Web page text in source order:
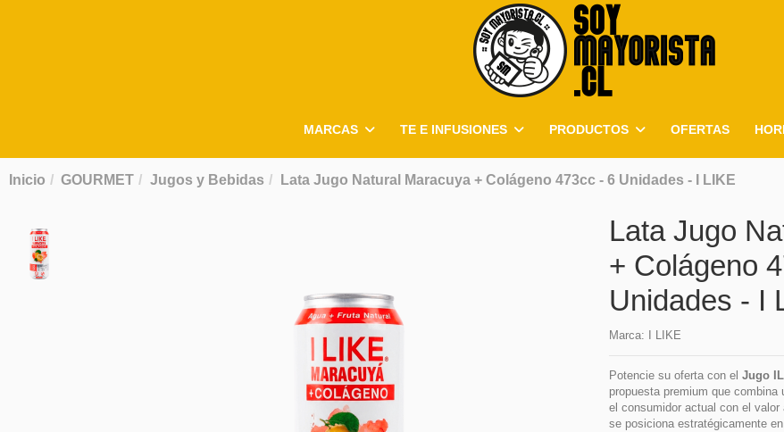
MARCAS TE E INFUSIONES PRODUCTOS OFERTAS
Inicio GOURMET Jugos y Bebidas Lata Jugo Natural Maracuya + Colágeno 473cc - 6 Unidades - I LIKE
Lata Jugo
+ Colágeno
Unidades - I
Marca: I LIKE
Potencie su oferta con el Jugo
propuesta premium que
el consumidor actual con el
se posiciona estratégicamente